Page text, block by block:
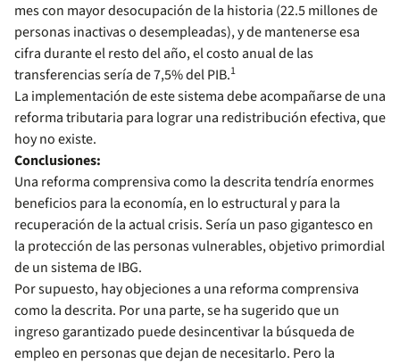
mes con mayor desocupación de la historia (22.5 millones de
personas inactivas o desempleadas), y de mantenerse esa
cifra durante el resto del año, el costo anual de las
transferencias sería de 7,5% del PIB.1
La implementación de este sistema debe acompañarse de una
reforma tributaria para lograr una redistribución efectiva, que
hoy no existe.
Conclusiones:
Una reforma comprensiva como la descrita tendría enormes
beneficios para la economía, en lo estructural y para la
recuperación de la actual crisis. Sería un paso gigantesco en
la protección de las personas vulnerables, objetivo primordial
de un sistema de IBG.
Por supuesto, hay objeciones a una reforma comprensiva
como la descrita. Por una parte, se ha sugerido que un
ingreso garantizado puede desincentivar la búsqueda de
empleo en personas que dejan de necesitarlo. Pero la